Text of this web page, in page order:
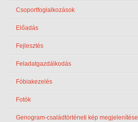
Csoportfoglalkozások
Előadás
Fejlesztés
Feladatgazdálkodás
Fóbiakezelés
Fotók
Genogram-családtörténeti kép megjelenítése